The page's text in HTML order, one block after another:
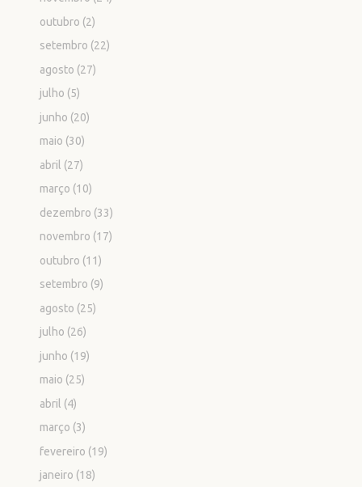
outubro (2)
setembro (22)
agosto (27)
julho (5)
junho (20)
maio (30)
abril (27)
março (10)
dezembro (33)
novembro (17)
outubro (11)
setembro (9)
agosto (25)
julho (26)
junho (19)
maio (25)
abril (4)
março (3)
fevereiro (19)
janeiro (18)